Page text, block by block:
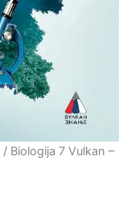
/ Biologija 7 Vulkan –